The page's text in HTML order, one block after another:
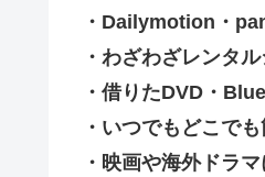
・Dailymotion・
・わざわざレンタ
・借りたDVD・
・いつでもどこで
・映画や海外ドラ